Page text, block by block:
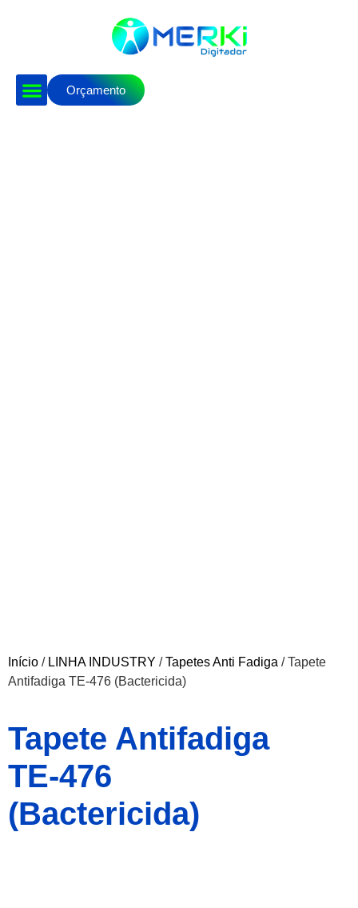
Orçamento
Início / LINHA INDUSTRY /Tapetes Anti Fadiga / Tapete
Antifadiga TE-476 (Bactericida)
Tapete Antifadiga
TE-476
(Bactericida)